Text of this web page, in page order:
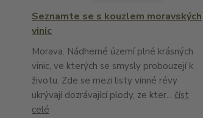
Seznamte se s kouzlem moravských
vinic
Morava. Nádherné území plné krásných
vinic, ve kterých se smysly probouzejí k
životu. Zde se mezi listy vinné révy
ukrývají dozrávající plody, ze kter... číst
celé